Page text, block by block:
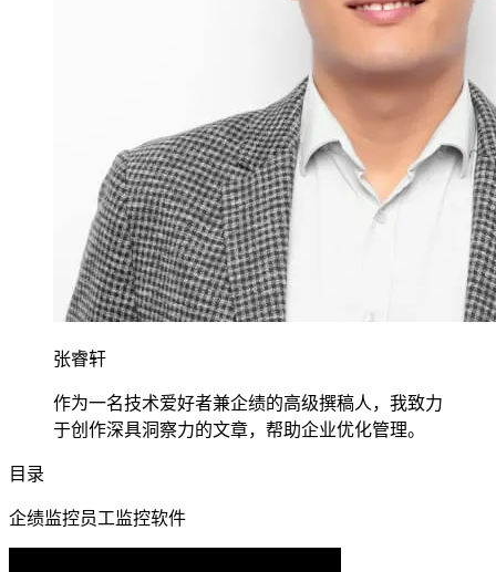
张睿轩
作为一名技术爱好者兼企绩的高级撰稿人，我致力
于创作深具洞察力的文章，帮助企业优化管理。
目录
企绩监控员工监控软件